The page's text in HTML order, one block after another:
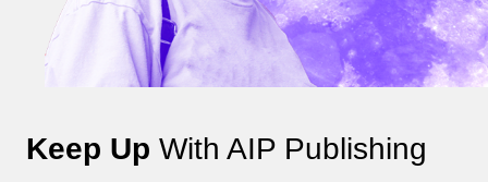
Keep Up With AIP Publishing